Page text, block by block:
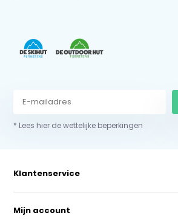
* Lees hier de wettelijke beperkingen
Klantenservice
Mijn account